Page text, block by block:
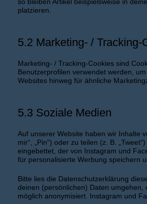
platzieren.
5.2 Marketing- / Tracking-
Marketing- / Tracking-Cookies sind
Benutzerprofilen verwendet werden,
Websites hinweg für ähnliche
5.3 Soziale Medien
Auf unserer Website haben wir Inhalte
mir“, „Pin“) oder zu teilen (z. B.
eingebettet, der von Instagram und
für personalisierte Werbung speichern
Bitte lies die Datenschutzerklärung
deinen (persönlichen) Daten
möglich anonymisiert. Instagram und